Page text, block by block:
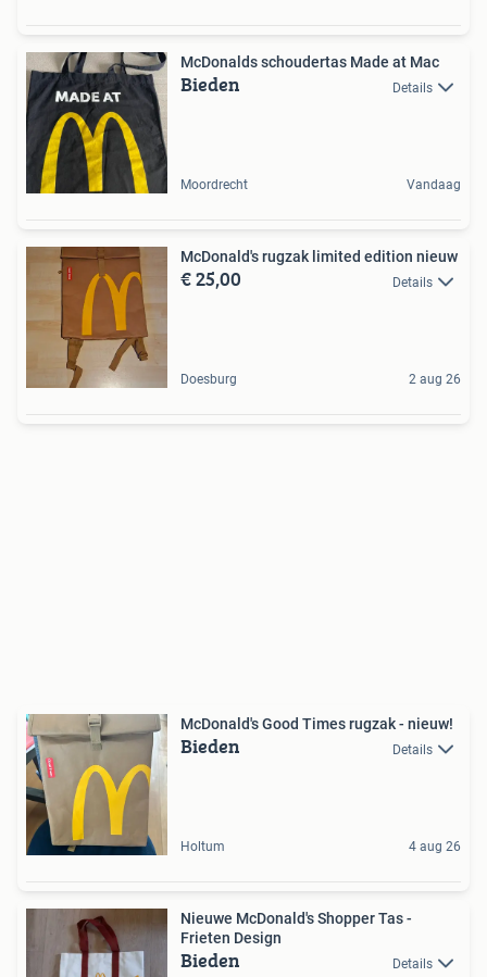
McDonalds schoudertas Made at Mac
Bieden Details
Moordrecht Vandaag
McDonald's rugzak limited edition nieuw
€ 25,00 Details
Doesburg 2 aug 26
McDonald's Good Times rugzak - nieuw!
Bieden Details
Holtum 4 aug 26
Nieuwe McDonald's Shopper Tas -
Frieten Design
Bieden Details